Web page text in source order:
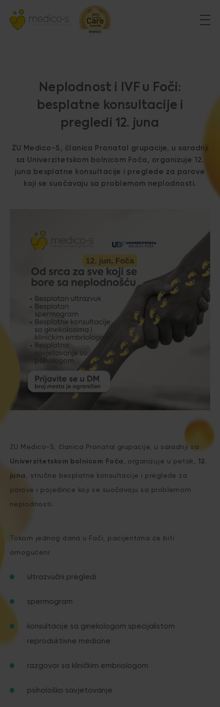
Neplodnost i IVF u Foči:
besplatne konsultacije i
pregledi 12. juna
ZU Medico-S, članica Pronatal grupacije, u saradnji
sa Univerzitetskom bolnicom Foča, organizuje 12.
juna besplatne konsultacije i preglede za parove
koji se suočavaju sa problemom neplodnosti.
ZU Medico-S, članica Pronatal grupacije, u saradnji sa
Univerzitetskom bolnicom Foča , organizuje u petak, 12.
juna
, stručne besplatne konsultacije i preglede za
parove i pojedince koji se suočavaju sa problemom
neplodnosti.
Tokom jednog dana u Foči, pacijentima će biti
omogućeni:
ultrazvučni pregledi
spermogram
konsultacije sa ginekologom specijalistom
reproduktivne medicine
razgovor sa kliničkim embriologom
psihološko savjetovanje